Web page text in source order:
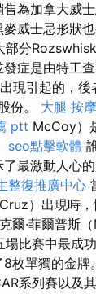
為加拿大威士
威士忌形狀
分
症是由特工
現引起的，
份。 大腿 按摩
ptt McCoy）
seo點擊軟體
最激動人心
整復推廣中心
）出現時
爾·菲爾普斯
場比賽中最成
枚單獨的金牌
系列賽以及